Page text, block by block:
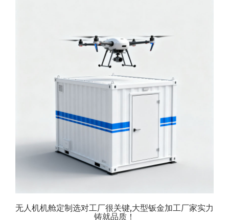
无人机机舱定制选对工厂很关键,大型钣金加工厂家实力
铸就品质！